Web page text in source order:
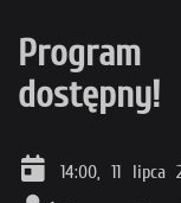
dostępny!
14:00, 11 lipca